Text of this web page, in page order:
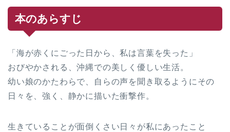
本のあらすじ
「海が赤くにごった日から、私は言葉を失った」
おびやかされる、沖縄での美しく優しい生活。
幼い娘のかたわらで、自らの声を聞き取るようにその
日々を、強く、静かに描いた衝撃作。
生きていることが面倒くさい日々が私にあったこと